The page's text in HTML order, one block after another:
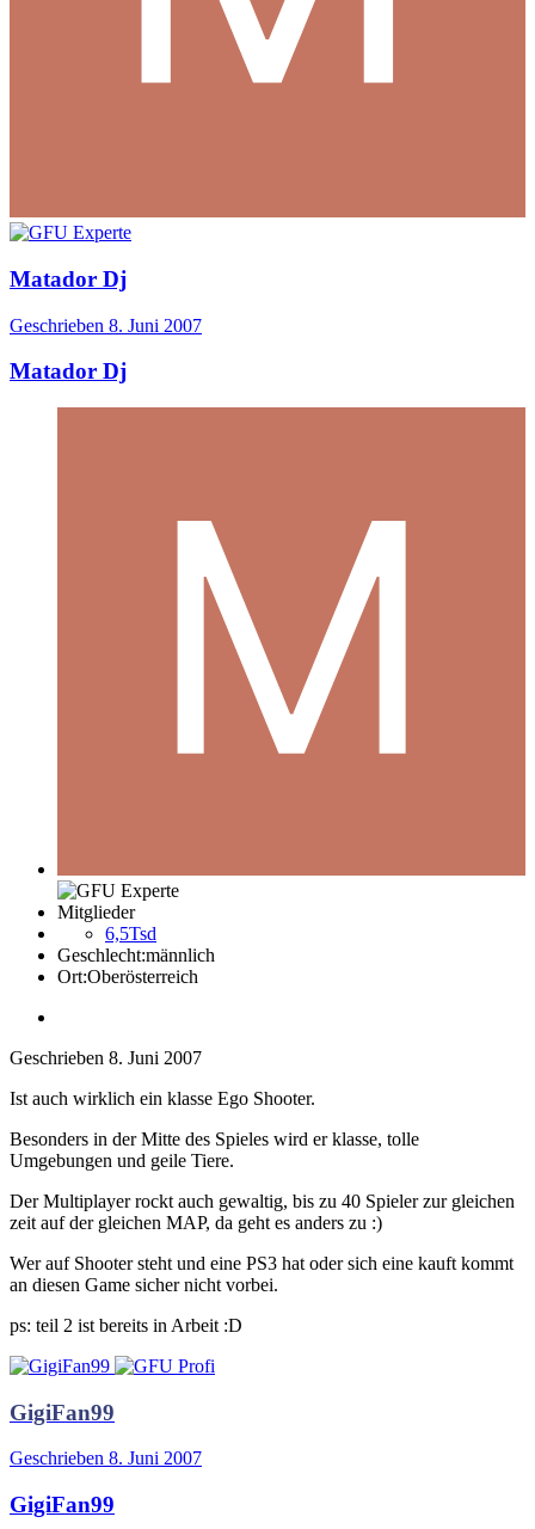
Matador Dj
Geschrieben 8. Juni 2007
Matador Dj
Mitglieder
6,5Tsd
Geschlecht:männlich
Ort:Oberösterreich
Geschrieben 8. Juni 2007
Ist auch wirklich ein klasse Ego Shooter.
Besonders in der Mitte des Spieles wird er klasse, tolle
Umgebungen und geile Tiere.
Der Multiplayer rockt auch gewaltig, bis zu 40 Spieler zur gleichen
zeit auf der gleichen MAP, da geht es anders zu :)
Wer auf Shooter steht und eine PS3 hat oder sich eine kauft kommt
an diesen Game sicher nicht vorbei.
ps: teil 2 ist bereits in Arbeit :D
GigiFan99
Geschrieben 8. Juni 2007
GigiFan99